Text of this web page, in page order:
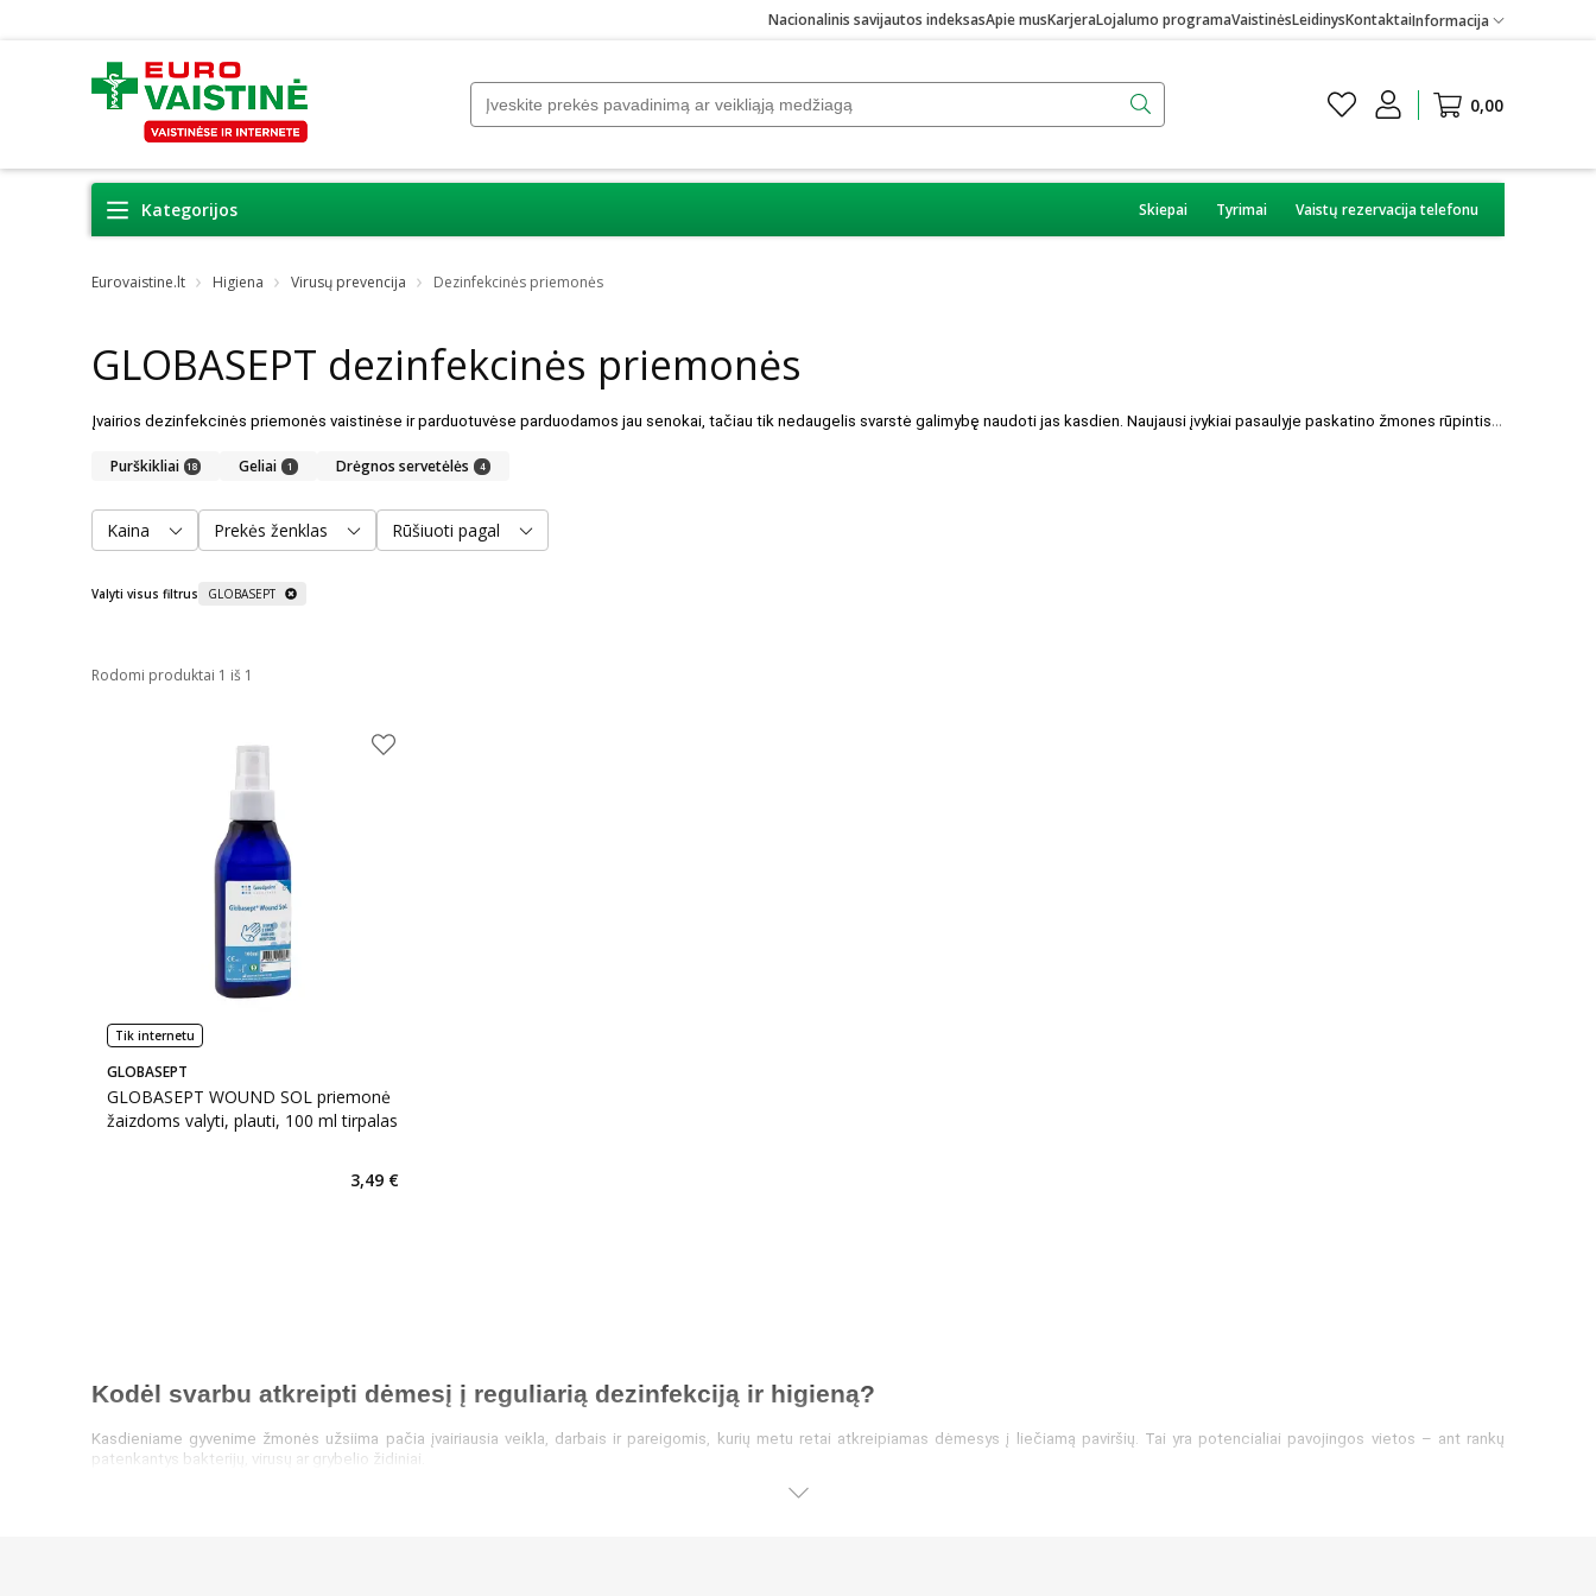
Nacionalinis savijautos indeksasApie musKarjeraLojalumo programaVaistinėsLeidinysKontaktaiInformacija
0,00
Kategorijos Skiepai Tyrimai Vaistų rezervacija telefonu
Eurovaistine.lt Higiena Virusų prevencija Dezinfekcinės priemonės
GLOBASEPT dezinfekcinės priemonės
Įvairios dezinfekcinės priemonės vaistinėse ir parduotuvėse parduodamos jau senokai, tačiau tik nedaugelis svarstė galimybę naudoti jas kasdien. Naujausi įvykiai pasaulyje paskatino žmones rūpintis tokių produktų atsargomis. Kas yra dezinfekcinės priemonės? Tai yra skystis, gelis ar servetėlės, kurios veikia kaip bakterijų, virusų ir grybelio naikinimo alternatyva, jei nėra muilo ir vandens.
Purškikliai 18 Geliai 1 Drėgnos servetėlės 4
Kaina Prekės ženklas Rūšiuoti pagal
Valyti visus filtrus GLOBASEPT
Rodomi produktai 1 iš 1
Tik internetu
GLOBASEPT
GLOBASEPT WOUND SOL priemonė
žaizdoms valyti, plauti, 100 ml tirpalas
3,49 €
Kodėl svarbu atkreipti dėmesį į reguliarią dezinfekciją ir higieną?
Kasdieniame gyvenime žmonės užsiima pačia įvairiausia veikla, darbais ir pareigomis, kurių metu retai atkreipiamas dėmesys į liečiamą paviršių. Tai yra potencialiai pavojingos vietos – ant rankų
patenkantys bakterijų, virusų ar grybelio židiniai.
Jei rankos nėra plaunamos ar dezinfekuojamos laiku, šie kenkėjai gali patekti į kvėpavimo takus ir sukelti įvairius susirgimus bei ligas. Todėl labai svarbu plauti rankas muilu ar, jei tai neįmanoma,